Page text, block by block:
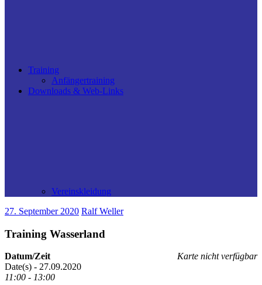
Training
Anfängertraining
Downloads & Web-Links
Vereinskleidung
27. September 2020 Ralf Weller
Training Wasserland
Karte nicht verfügbar
Datum/Zeit
Date(s) - 27.09.2020
11:00 - 13:00